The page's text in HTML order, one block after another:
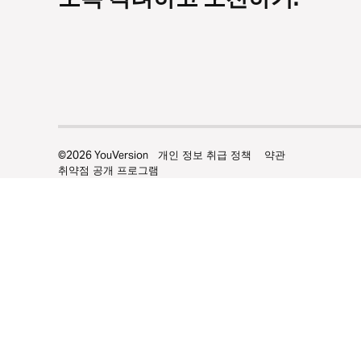
©2026YouVersion 개인 정보 취급 정책
약관
취약점 공개 프로그램